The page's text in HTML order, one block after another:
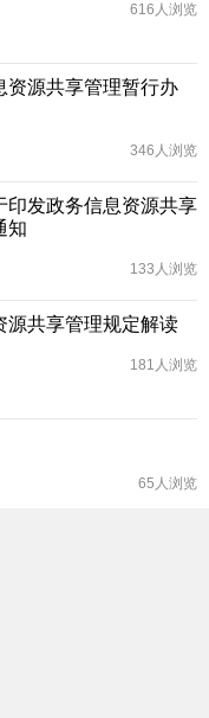
616人浏览
资源共享管理暂行办
346人浏览
印发政务信息资源共享
知
133人浏览
源共享管理规定解读
181人浏览
65人浏览